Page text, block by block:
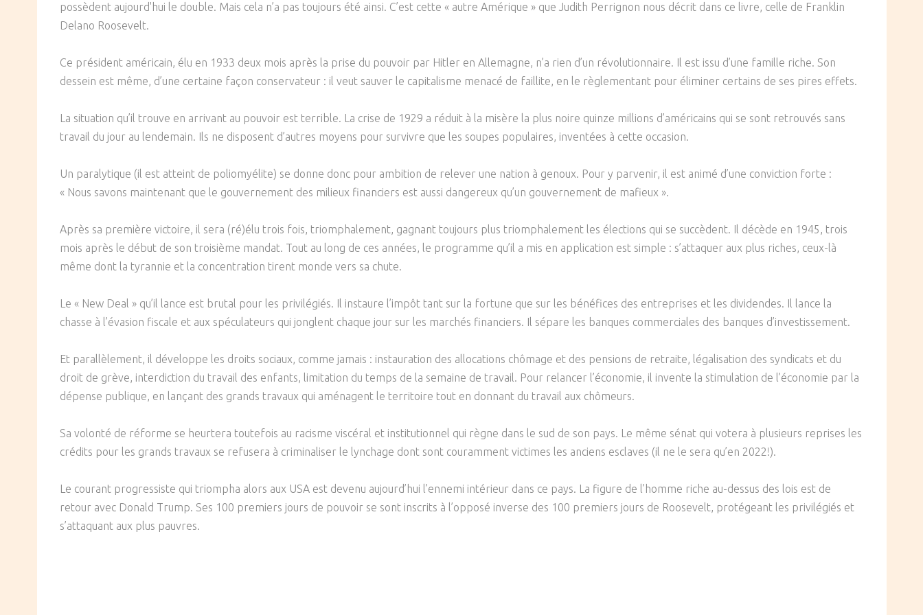
Délinquance
Psychanalyse
Psychologie
Sociologie
SOCIÉTÉ
Droit
Justice
Religion
possèdent aujourd'hui le double. Mais cela n’a pas toujours été ainsi. C’est cette « autre Amérique » que Judith Perrignon nous décrit dans ce livre, celle de Franklin
Delano Roosevelt.
Ce président américain, élu en 1933 deux mois après la prise du pouvoir par Hitler en Allemagne, n’a rien d’un révolutionnaire. Il est issu d’une famille riche. Son
dessein est même, d’une certaine façon conservateur : il veut sauver le capitalisme menacé de faillite, en le règlementant pour éliminer certains de ses pires effets.
La situation qu’il trouve en arrivant au pouvoir est terrible. La crise de 1929 a réduit à la misère la plus noire quinze millions d’américains qui se sont retrouvés sans
travail du jour au lendemain. Ils ne disposent d’autres moyens pour survivre que les soupes populaires, inventées à cette occasion.
Un paralytique (il est atteint de poliomyélite) se donne donc pour ambition de relever une nation à genoux. Pour y parvenir, il est animé d’une conviction forte :
« Nous savons maintenant que le gouvernement des milieux financiers est aussi dangereux qu’un gouvernement de mafieux ».
Après sa première victoire, il sera (ré)élu trois fois, triomphalement, gagnant toujours plus triomphalement les élections qui se succèdent. Il décède en 1945, trois
mois après le début de son troisième mandat. Tout au long de ces années, le programme qu’il a mis en application est simple : s’attaquer aux plus riches, ceux-là
même dont la tyrannie et la concentration tirent monde vers sa chute.
Le « New Deal » qu’il lance est brutal pour les privilégiés. Il instaure l’impôt tant sur la fortune que sur les bénéfices des entreprises et les dividendes. Il lance la
chasse à l’évasion fiscale et aux spéculateurs qui jonglent chaque jour sur les marchés financiers. Il sépare les banques commerciales des banques d’investissement.
Et parallèlement, il développe les droits sociaux, comme jamais : instauration des allocations chômage et des pensions de retraite, légalisation des syndicats et du
droit de grève, interdiction du travail des enfants, limitation du temps de la semaine de travail. Pour relancer l’économie, il invente la stimulation de l’économie par la
dépense publique, en lançant des grands travaux qui aménagent le territoire tout en donnant du travail aux chômeurs.
Sa volonté de réforme se heurtera toutefois au racisme viscéral et institutionnel qui règne dans le sud de son pays. Le même sénat qui votera à plusieurs reprises les
crédits pour les grands travaux se refusera à criminaliser le lynchage dont sont couramment victimes les anciens esclaves (il ne le sera qu’en 2022!).
Le courant progressiste qui triompha alors aux USA est devenu aujourd’hui l’ennemi intérieur dans ce pays. La figure de l’homme riche au-dessus des lois est de
retour avec Donald Trump. Ses 100 premiers jours de pouvoir se sont inscrits à l’opposé inverse des 100 premiers jours de Roosevelt, protégeant les privilégiés et
s’attaquant aux plus pauvres.